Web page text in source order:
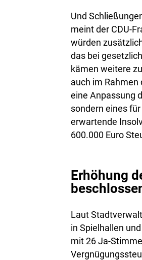
Und
meint der CDU-
würden
das bei
kämen weitere
auch im
eine Anpassung
sondern eines
erwartende
600.000 Euro
Erhöhung
Laut
in Spielhallen
mit 26 Ja-